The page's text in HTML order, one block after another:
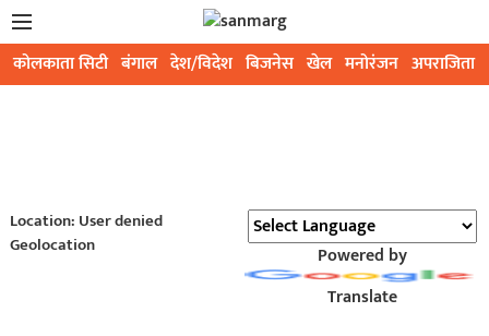
कोलकाता सिटी बंगाल देश/विदेश बिजनेस खेल मनोरंजन अपराजिता
Location: User denied
Geolocation
Powered by
Translate